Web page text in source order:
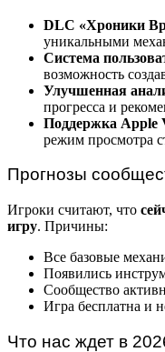
DLC «Хроники
уникальными
Система
возможность
Улучшенная
прогресса и
Поддержка Apple
режим просмотра
Прогнозы
Игроки считают, что
игру. Причины:
Все базовые
Появились
Сообщество
Игра бесплатна и
Что нас ждет в